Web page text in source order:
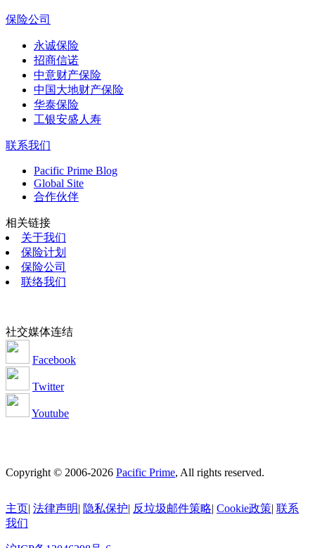
保险公司
永诚保险
招商信诺
中意财产保险
中国大地财产保险
华泰保险
工银安盛人寿
联系我们
Pacific Prime Blog
Global Site
合作伙伴
相关链接
关于我们
保险计划
保险公司
联络我们
社交媒体连结
Facebook
Twitter
Youtube
Copyright © 2006-2026 Pacific Prime, All rights reserved.
主页| 法律声明| 隐私保护| 反垃圾邮件策略| Cookie政策| 联系
我们